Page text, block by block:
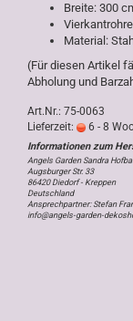
Breite: 300
Material:
(Für diesen Artikel
Abholung und
Art.Nr.: 75-0063
Lieferzeit:
6 - 8
Angels Garden Sandra
Augsburger Str. 33
86420 Diedorf - Kreppen
Deutschland
Ansprechpartner: Stefan
info@angels-garden-